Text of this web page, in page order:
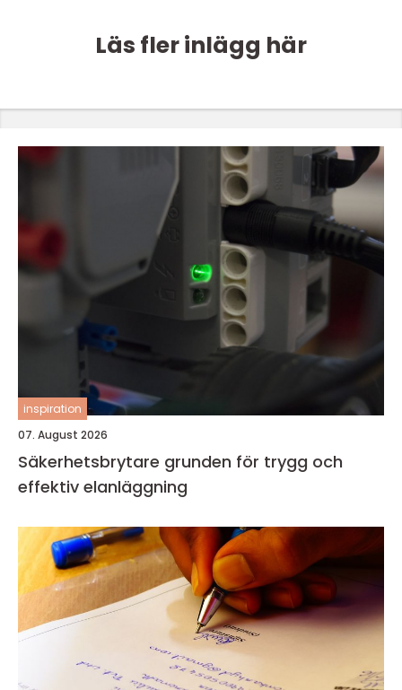
Läs fler inlägg här
inspiration
07. August 2026
Säkerhetsbrytare grunden för trygg och
effektiv elanläggning